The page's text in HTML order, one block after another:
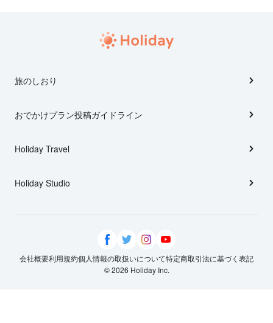
旅のしおり
おでかけプラン投稿ガイドライン
Holiday Travel
Holiday Studio
会社概要利用規約個人情報の取扱いについて特定商取引法に基づく表記
© 2026 Holiday Inc.